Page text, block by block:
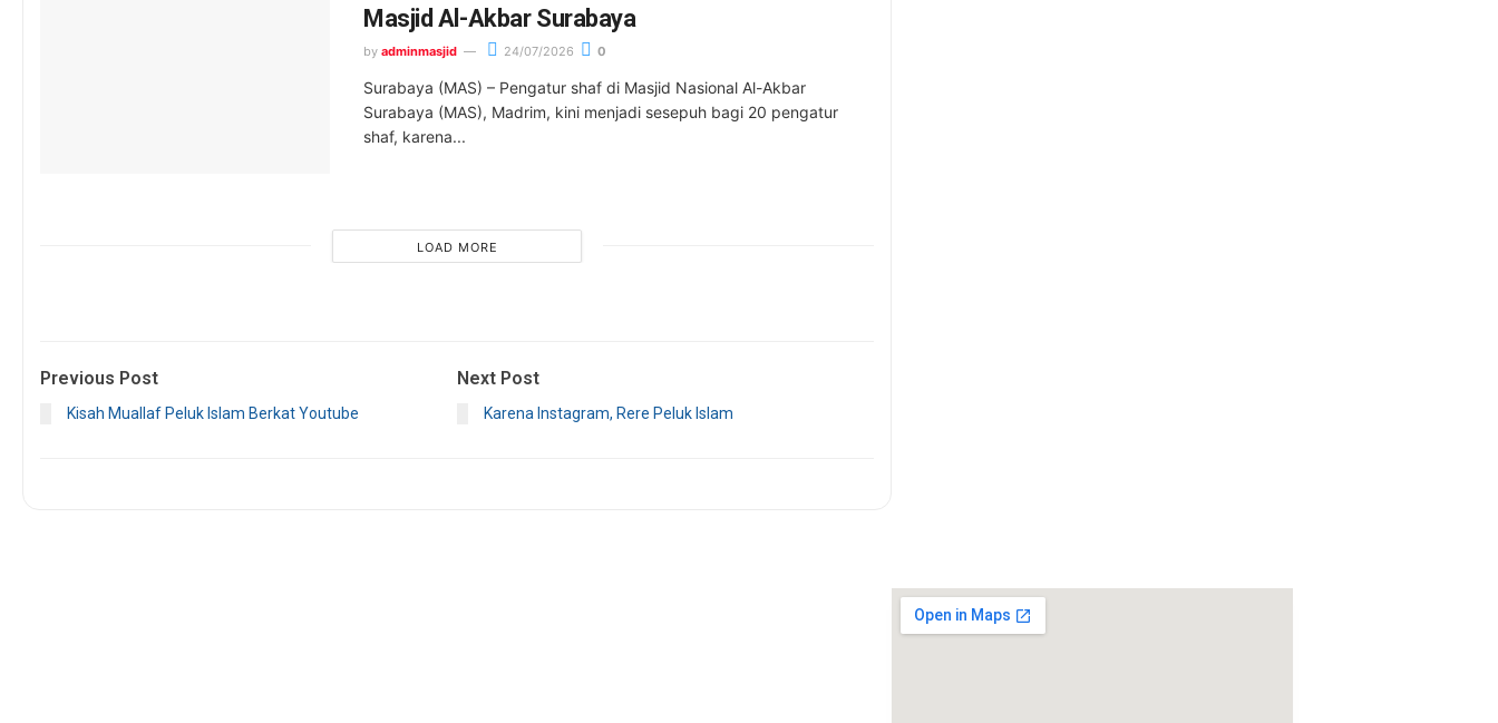
Masjid Al-Akbar Surabaya
by adminmasjid 24/07/2026 0
Surabaya (MAS) – Pengatur shaf di Masjid Nasional Al-Akbar
Surabaya (MAS), Madrim, kini menjadi sesepuh bagi 20 pengatur
shaf, karena...
LOAD MORE
Previous Post
Kisah Muallaf Peluk Islam Berkat Youtube
Next Post
Karena Instagram, Rere Peluk Islam